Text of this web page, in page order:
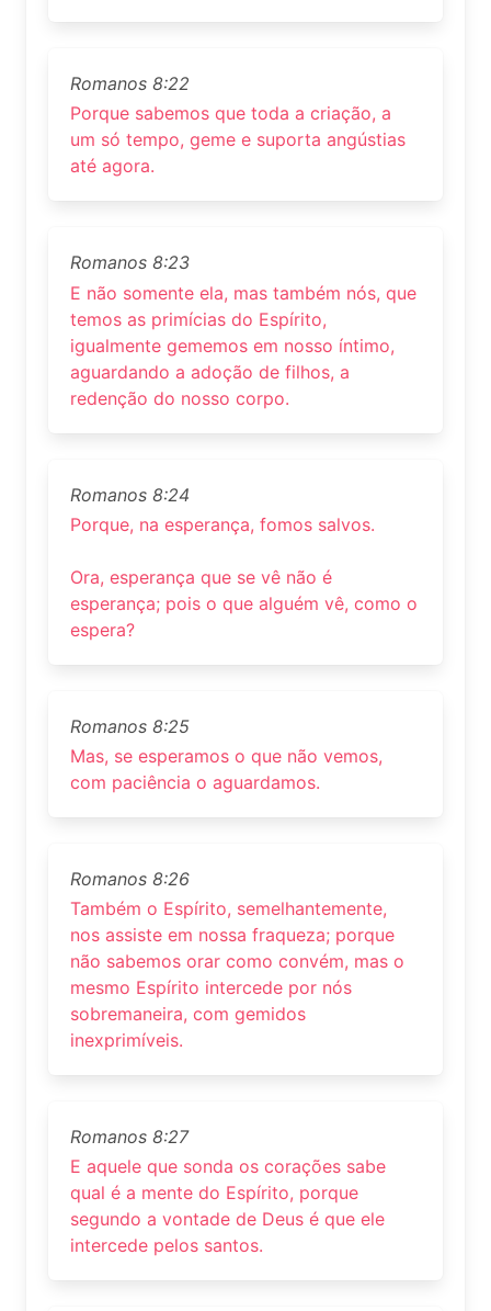
Romanos 8:22
Porque sabemos que toda a criação, a
um só tempo, geme e suporta angústias
até agora.
Romanos 8:23
E não somente ela, mas também nós, que
temos as primícias do Espírito,
igualmente gememos em nosso íntimo,
aguardando a adoção de filhos, a
redenção do nosso corpo.
Romanos 8:24
Porque, na esperança, fomos salvos.
Ora, esperança que se vê não é
esperança; pois o que alguém vê, como o
espera?
Romanos 8:25
Mas, se esperamos o que não vemos,
com paciência o aguardamos.
Romanos 8:26
Também o Espírito, semelhantemente,
nos assiste em nossa fraqueza; porque
não sabemos orar como convém, mas o
mesmo Espírito intercede por nós
sobremaneira, com gemidos
inexprimíveis.
Romanos 8:27
E aquele que sonda os corações sabe
qual é a mente do Espírito, porque
segundo a vontade de Deus é que ele
intercede pelos santos.